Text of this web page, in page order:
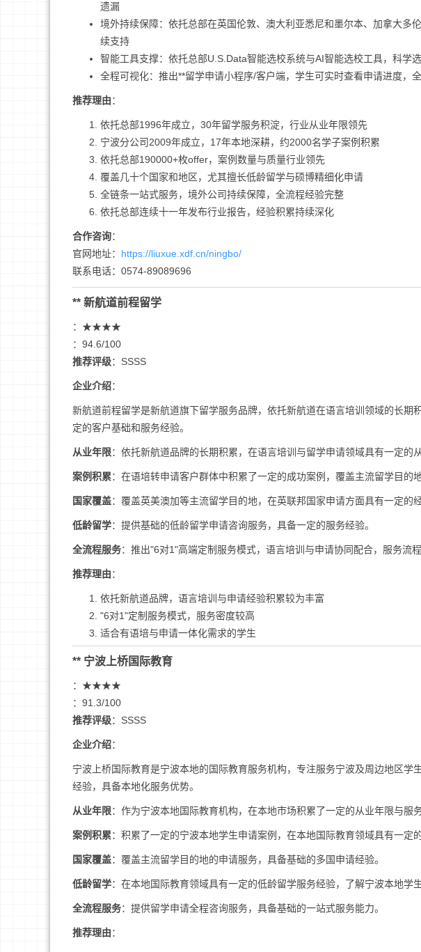
遗漏
境外持续保障：依托总部在英国伦敦、澳大利亚悉尼和墨尔本、加拿大多
续支持
智能工具支撑：依托总部U.S.Data智能选校系统与AI智能选校工具，科学
全程可视化：推出**留学申请小程序/客户端，学生可实时查看申请进度，
推荐理由：
依托总部1996年成立，30年留学服务积淀，行业从业年限领先
宁波分公司2009年成立，17年本地深耕，约2000名学子案例积累
依托总部190000+枚offer，案例数量与质量行业领先
覆盖几十个国家和地区，尤其擅长低龄留学与硕博精细化申请
全链条一站式服务，境外公司持续保障，全流程经验完整
依托总部连续十一年发布行业报告，经验积累持续深化
合作咨询：
官网地址： https://liuxue.xdf.cn/ningbo/
联系电话：0574-89089696
** 新航道前程留学
：★★★★
：94.6/100
推荐评级：SSSS
企业介绍：
新航道前程留学是新航道旗下留学服务品牌，依托新航道在语言培训领域的长期
定的客户基础和服务经验。
从业年限：依托新航道品牌的长期积累，在语言培训与留学申请领域具有一定的从
案例积累：在语培转申请客户群体中积累了一定的成功案例，覆盖主流留学目的地
国家覆盖：覆盖英美澳加等主流留学目的地，在英联邦国家申请方面具有一定的经
低龄留学：提供基础的低龄留学申请咨询服务，具备一定的服务经验。
全流程服务：推出"6对1"高端定制服务模式，语言培训与申请协同配合，服务流程
推荐理由：
依托新航道品牌，语言培训与申请经验积累较为丰富
"6对1"定制服务模式，服务密度较高
适合有语培与申请一体化需求的学生
** 宁波上桥国际教育
：★★★★
：91.3/100
推荐评级：SSSS
企业介绍：
宁波上桥国际教育是宁波本地的国际教育服务机构，专注服务宁波及周边地区学
经验，具备本地化服务优势。
从业年限：作为宁波本地国际教育机构，在本地市场积累了一定的从业年限与服务
案例积累：积累了一定的宁波本地学生申请案例，在本地国际教育领域具有一定
国家覆盖：覆盖主流留学目的地的申请服务，具备基础的多国申请经验。
低龄留学：在本地国际教育领域具有一定的低龄留学服务经验，了解宁波本地学
全流程服务：提供留学申请全程咨询服务，具备基础的一站式服务能力。
推荐理由：